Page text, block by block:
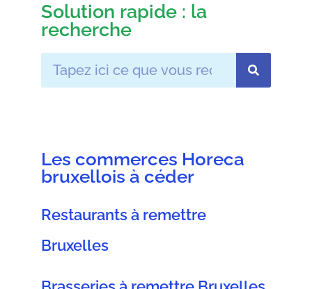
Solution rapide : la
recherche
Les commerces Horeca
bruxellois à céder
Restaurants à remettre
Bruxelles